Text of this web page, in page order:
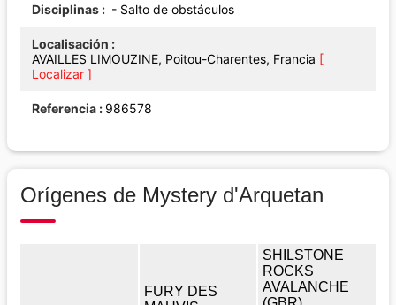
Disciplinas - Salto de obstáculos
Localisación
AVAILLES LIMOUZINE, Poitou-Charentes, Francia [
Localizar ]
Referencia 986578
Orígenes de Mystery d'Arquetan
FURY DES
SHILSTONE
ROCKS
AVALANCHE